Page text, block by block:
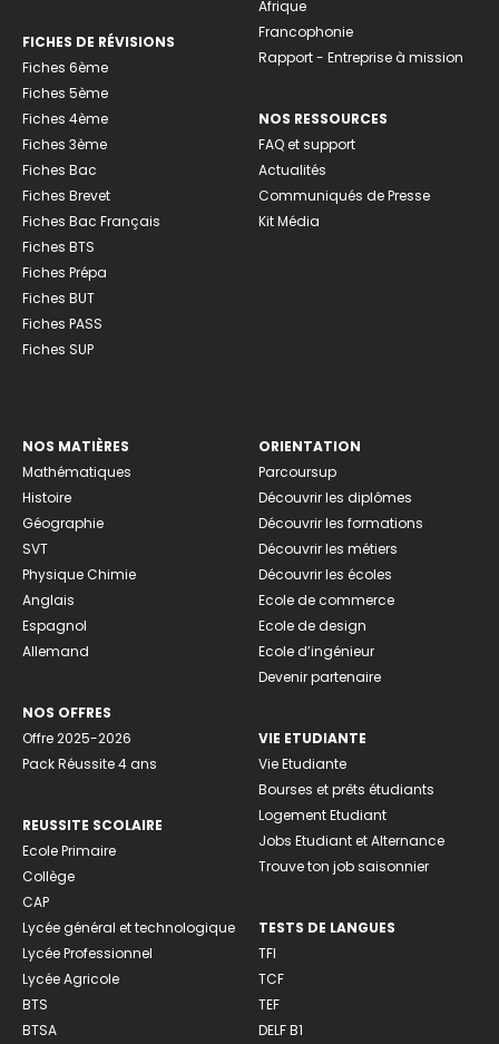
FICHES DE RÉVISIONS
Fiches 6ème
Fiches 5ème
Fiches 4ème
Fiches 3ème
Fiches Bac
Fiches Brevet
Fiches Bac Français
Fiches BTS
Fiches Prépa
Fiches BUT
Fiches PASS
Fiches SUP
Afrique
Francophonie
Rapport - Entreprise à mission
NOS RESSOURCES
FAQ et support
Actualités
Communiqués de Presse
Kit Média
NOS MATIÈRES
Mathématiques
Histoire
Géographie
SVT
Physique Chimie
Anglais
Espagnol
Allemand
NOS OFFRES
Offre 2025-2026
Pack Réussite 4 ans
REUSSITE SCOLAIRE
Ecole Primaire
Collège
CAP
Lycée général et technologique
Lycée Professionnel
Lycée Agricole
BTS
BTSA
ORIENTATION
Parcoursup
Découvrir les diplômes
Découvrir les formations
Découvrir les métiers
Découvrir les écoles
Ecole de commerce
Ecole de design
Ecole d’ingénieur
Devenir partenaire
VIE ETUDIANTE
Vie Etudiante
Bourses et prêts étudiants
Logement Etudiant
Jobs Etudiant et Alternance
Trouve ton job saisonnier
TESTS DE LANGUES
TFI
TCF
TEF
DELF B1